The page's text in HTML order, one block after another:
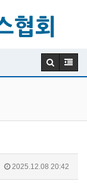
2025.12.08 20:42